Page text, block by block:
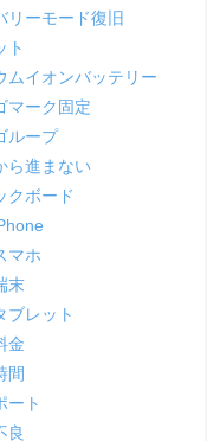
リーモード復旧
ト
ムイオンバッテリー
マーク固定
ループ
ら進まない
クボード
マホ
末
ブレット
金
間
ート
良